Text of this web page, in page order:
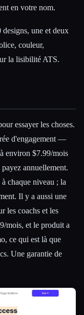
en votre nom.
une et deux
couleur,
la lisibilité ATS.
essayer les choses.
d'engagement —
environ $7.99/mois
annuellement.
chaque niveau ; la
Il y a aussi une
les coachs et les
mois, et le produit a
ce qui est là que
Une garantie de